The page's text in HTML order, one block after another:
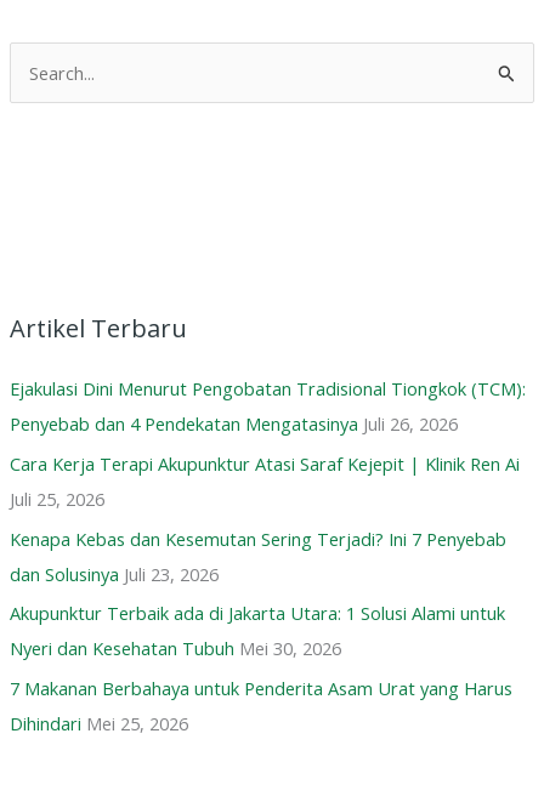
u
:
Artikel Terbaru
Ejakulasi Dini Menurut Pengobatan Tradisional Tiongkok (TCM):
Penyebab dan 4 Pendekatan Mengatasinya Juli 26, 2026
Cara Kerja Terapi Akupunktur Atasi Saraf Kejepit | Klinik Ren Ai
Juli 25, 2026
Kenapa Kebas dan Kesemutan Sering Terjadi? Ini 7 Penyebab
dan Solusinya Juli 23, 2026
Akupunktur Terbaik ada di Jakarta Utara: 1 Solusi Alami untuk
Nyeri dan Kesehatan Tubuh Mei 30, 2026
7 Makanan Berbahaya untuk Penderita Asam Urat yang Harus
Dihindari Mei 25, 2026